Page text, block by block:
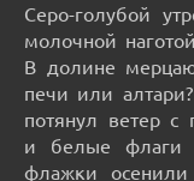
Серо-голубой
молочной
В долине
печи или
потянул ветер с
и белые флаги
флажки осенили